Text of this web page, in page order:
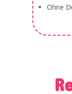
Ohne